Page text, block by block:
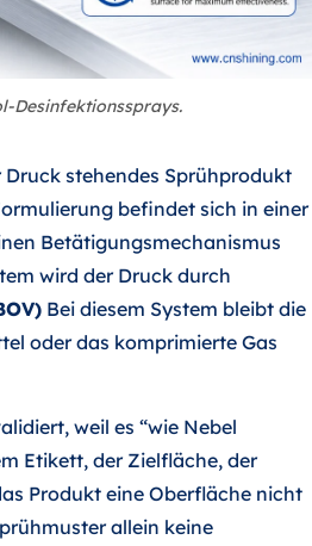
Desinfektionssprays.
stehendes Sprühprodukt
befindet sich in einer
Betätigungsmechanismus
wird der Druck durch
Bei diesem System bleibt die
oder das komprimierte Gas
weil es “wie Nebel
Etikett, der Zielfläche, der
Produkt eine Oberfläche nicht
allein keine